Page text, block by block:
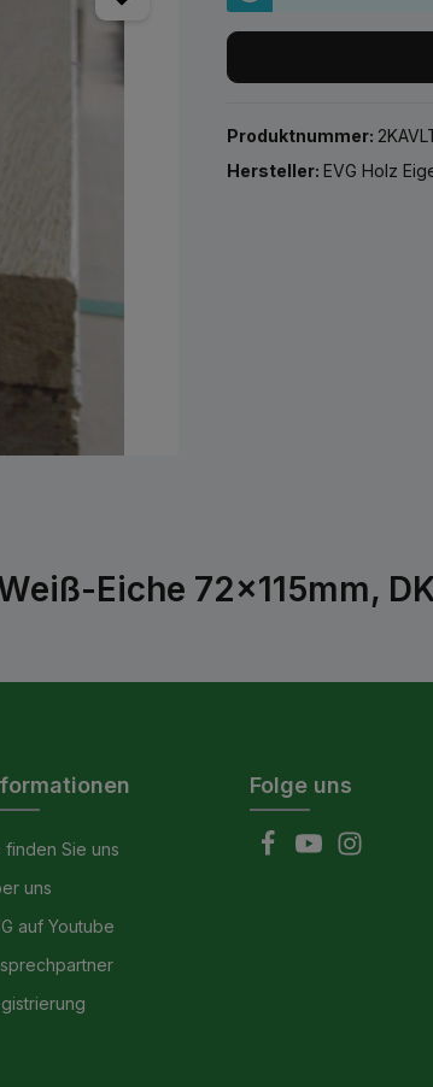
Produktnummer:
Hersteller:EVG Holz
Eiche 72x115mm,
finden Sie uns
uns
auf Youtube
Folge uns